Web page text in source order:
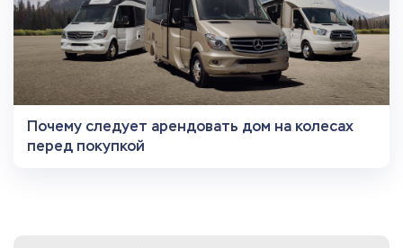
Почему следует арендовать дом на колесах
перед покупкой